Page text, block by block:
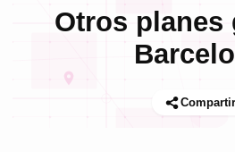
Otros planes
Compartir